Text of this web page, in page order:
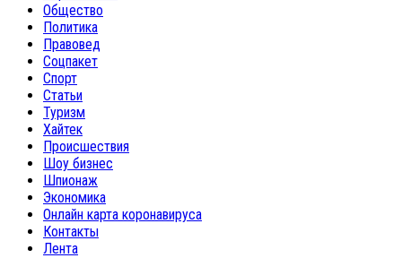
Общество
Политика
Правовед
Соцпакет
Спорт
Статьи
Туризм
Хайтек
Происшествия
Шоу бизнес
Шпионаж
Экономика
Онлайн карта коронавируса
Контакты
Лента